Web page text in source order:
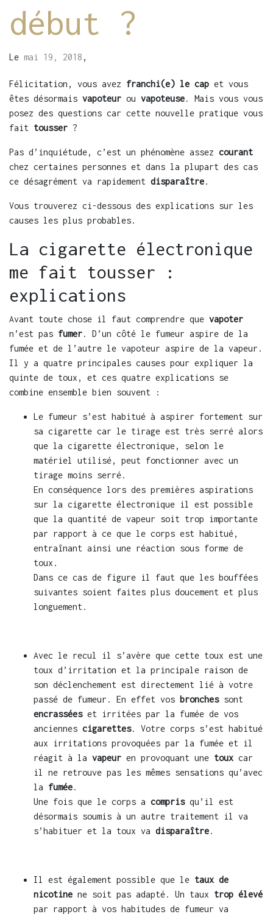
début ?
Le mai 19, 2018 ,
Félicitation, vous avez franchi(e) le cap et vous
êtes désormais vapoteur ou vapoteuse. Mais vous vous
posez des questions car cette nouvelle pratique vous
fait tousser ?
Pas d’inquiétude, c’est un phénomène assez courant
chez certaines personnes et dans la plupart des cas
ce désagrément va rapidement disparaître.
Vous trouverez ci-dessous des explications sur les
causes les plus probables.
La cigarette électronique
me fait tousser :
explications
Avant toute chose il faut comprendre que vapoter
n’est pas fumer. D’un côté le fumeur aspire de la
fumée et de l’autre le vapoteur aspire de la vapeur.
Il y a quatre principales causes pour expliquer la
quinte de toux, et ces quatre explications se
combine ensemble bien souvent :
Le fumeur s’est habitué à aspirer fortement sur
sa cigarette car le tirage est très serré alors
que la cigarette électronique, selon le
matériel utilisé, peut fonctionner avec un
tirage moins serré.
En conséquence lors des premières aspirations
sur la cigarette électronique il est possible
que la quantité de vapeur soit trop importante
par rapport à ce que le corps est habitué,
entraînant ainsi une réaction sous forme de
toux.
Dans ce cas de figure il faut que les bouffées
suivantes soient faites plus doucement et plus
longuement.
Avec le recul il s’avère que cette toux est une
toux d’irritation et la principale raison de
son déclenchement est directement lié à votre
passé de fumeur. En effet vos bronchessont
encrasséeset irritées par la fumée de vos
anciennes cigarettes. Votre corps s’est habitué
aux irritations provoquées par la fumée et il
réagit à la vapeur en provoquant une toux car
il ne retrouve pas les mêmes sensations qu’avec
la fumée.
Une fois que le corps a comprisqu’il est
désormais soumis à un autre traitement il va
s’habituer et la toux va disparaître.
Il est également possible que le taux de
nicotine ne soit pas adapté. Un taux trop élevé
par rapport à vos habitudes de fumeur va